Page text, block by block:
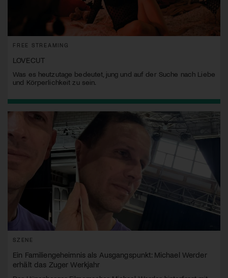
FREE STREAMING
LOVECUT
Was es heutzutage bedeutet, jung und auf der Suche nach Liebe
und Körperlichkeit zu sein.
SZENE
Ein Familiengeheimnis als Ausgangspunkt: Michael Werder
erhält das Zuger Werkjahr